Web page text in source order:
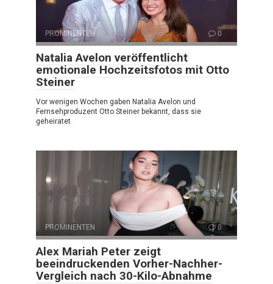
PROMINENTEN 0
Natalia Avelon veröffentlicht
emotionale Hochzeitsfotos mit Otto
Steiner
Vor wenigen Wochen gaben Natalia Avelon und
Fernsehproduzent Otto Steiner bekannt, dass sie
geheiratet
PROMINENTEN 0
Alex Mariah Peter zeigt
beeindruckenden Vorher-Nachher-
Vergleich nach 30-Kilo-Abnahme